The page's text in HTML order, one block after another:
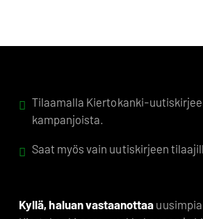
Tilaamalla Kiertokanki-
kampanjoista.
Saat myös vain uutiskirjeen
Kyllä, haluan vastaanottaa